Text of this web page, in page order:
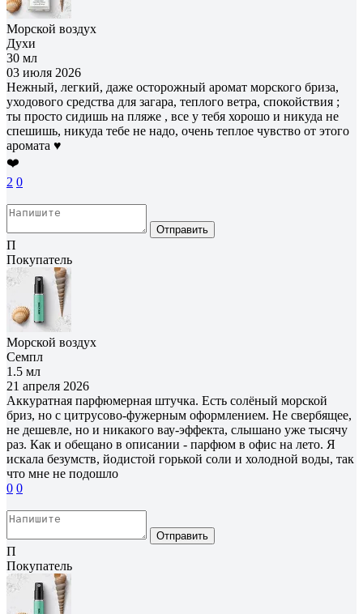
Морской воздух
Духи
30 мл
03 июля 2026
Нежный, легкий, даже осторожный аромат морского бриза,
уходового средства для загара, теплого ветра, спокойствия ;
ты просто сидишь на пляже , все у тебя хорошо и никуда не
спешишь, никуда тебе не надо, очень теплое чувство от этого
аромата ♥️
❤️
2 0
Отправить
П
Покупатель
Морской воздух
Семпл
1.5 мл
21 апреля 2026
Аккуратная парфюмерная штучка. Есть солёный морской
бриз, но с цитрусово-фужерным оформлением. Не свербящее,
не дешевле, но и никакого вау-эффекта, слышано уже тысячу
раз. Как и обещано в описании - парфюм в офис на лето. Я
искала безумств, йодистой горькой соли и холодной воды, так
что мне не подошло
0 0
Отправить
П
Покупатель